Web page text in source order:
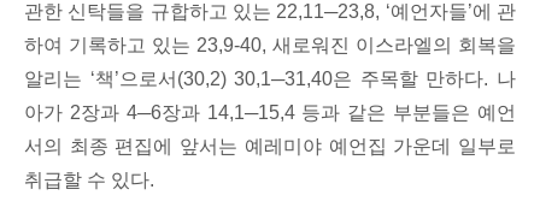
관한 신탁들을 규합하고 있는 22,11─23,8, ‘예언자들’에 관
하여 기록하고 있는 23,9-40, 새로워진 이스라엘의 회복을
알리는 ‘책’으로서(30,2) 30,1─31,40은 주목할 만하다. 나
아가 2장과 4─6장과 14,1─15,4 등과 같은 부분들은 예언
서의 최종 편집에 앞서는 예레미야 예언집 가운데 일부로
취급할 수 있다.